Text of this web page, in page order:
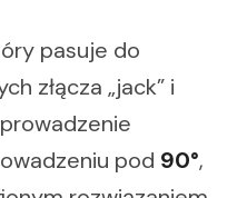
pasuje do
złącza „jack” i
pod 90°,